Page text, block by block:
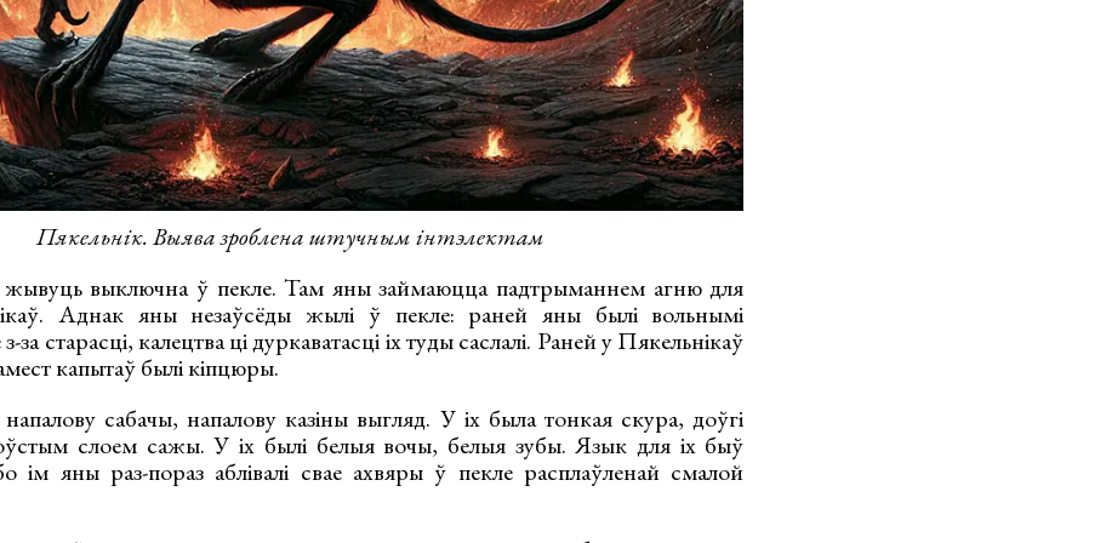
Пякельнік. Выява зроблена штучным інтэлектам
жывуць выключна ў пекле. Там яны займаюцца падтрыманнем агню для
Аднак яны незаўсёды жылі ў пекле: раней яны былі вольнымі
за старасці, калецтва ці дуркаватасці іх туды саслалі. Раней у Пякельнікаў
капытаў былі кіпцюры.
напалову сабачы, напалову казіны выгляд. У іх была тонкая скура, доўгі
слоем сажы. У іх былі белыя вочы, белыя зубы. Язык для іх быў
ім яны раз-пораз аблівалі свае ахвяры ў пекле расплаўленай смалой